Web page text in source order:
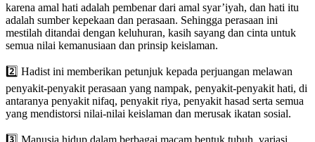
karena amal hati adalah pembenar dari amal syar’iyah, dan hati itu
adalah sumber kepekaan dan perasaan. Sehingga perasaan ini
mestilah ditandai dengan keluhuran, kasih sayang dan cinta untuk
semua nilai kemanusiaan dan prinsip keislaman.
2️⃣ Hadist ini memberikan petunjuk kepada perjuangan melawan
penyakit-penyakit perasaan yang nampak, penyakit-penyakit hati, di
antaranya penyakit nifaq, penyakit riya, penyakit hasad serta semua
yang mendistorsi nilai-nilai keislaman dan merusak ikatan sosial.
3️⃣ Manusia hidup dalam berbagai macam bentuk tubuh, variasi